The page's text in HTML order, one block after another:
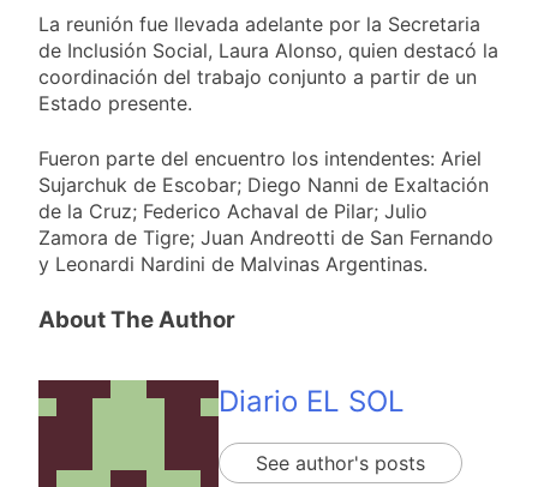
cercanas a 1°C
contra la Ley de
Propiedad Privada de
Milei
2 Días Atrás
Renunció el
subsecretario de
Ocampo, tras la
difusión de chats
privados
Candela Arizaga
confirmó que tuvo un
«brote psicótico» por
consumo con
Facundo Moyano
2 Días Atrás
La Libertad Avanza
consiguió la mayoría
y rechazó el pedido
2 Días Atrás
La reunión fue llevada adelante por la Secretaria
de Inclusión Social, Laura Alonso, quien destacó la
coordinación del trabajo conjunto a partir de un
Estado presente.
Fueron parte del encuentro los intendentes: Ariel
Sujarchuk de Escobar; Diego Nanni de Exaltación
de la Cruz; Federico Achaval de Pilar; Julio
Zamora de Tigre; Juan Andreotti de San Fernando
y Leonardi Nardini de Malvinas Argentinas.
About The Author
Diario EL SOL
See author's posts